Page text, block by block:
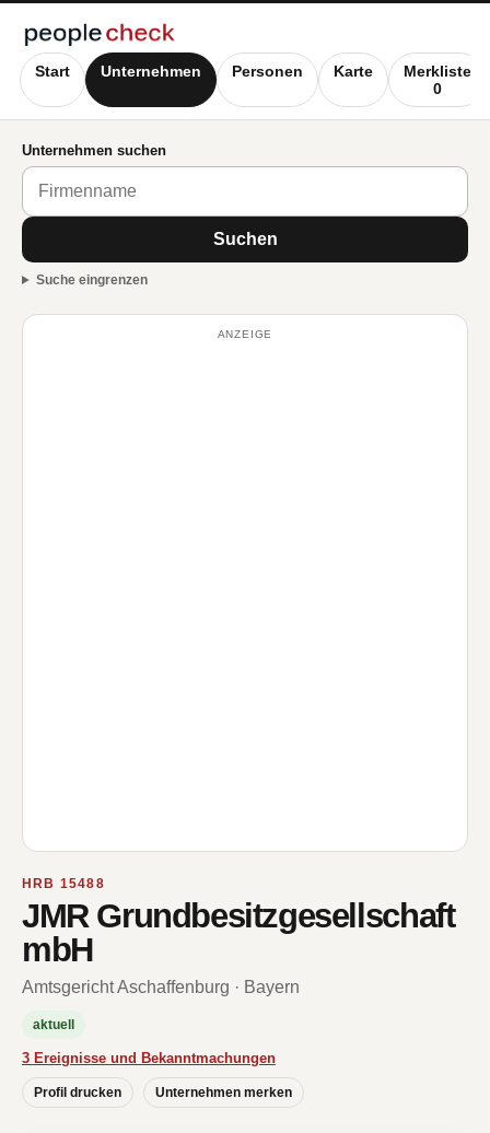
Start Unternehmen Personen Karte
Merkliste
0
Unternehmen suchen
Suchen
Suche eingrenzen
ANZEIGE
HRB 15488
JMR Grundbesitzgesellschaft
mbH
Amtsgericht Aschaffenburg · Bayern
aktuell
3 Ereignisse und Bekanntmachungen
Profil drucken Unternehmen merken